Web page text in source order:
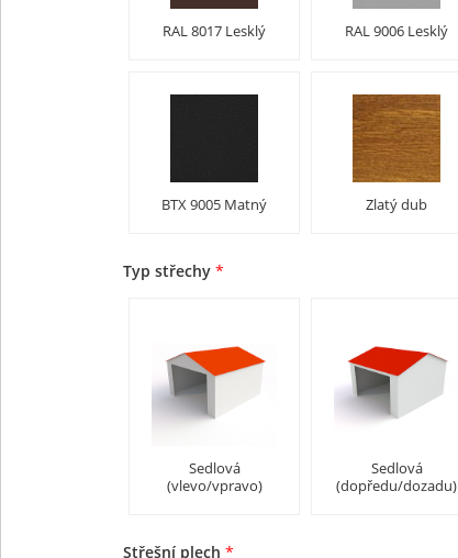
RAL 8017 Lesklý RAL 9006 Lesklý
BTX 9005 Matný Zlatý dub
Typ střechy *
Sedlová
(vlevo/vpravo)
Sedlová
(dopředu/dozadu)
Střešní plech *